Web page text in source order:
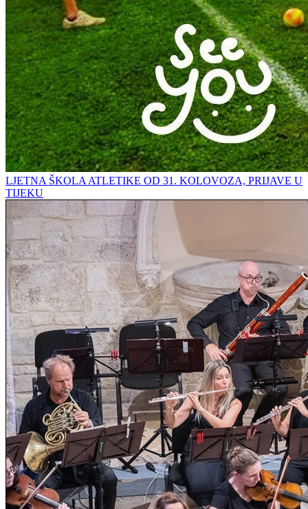
LJETNA ŠKOLA ATLETIKE OD 31. KOLOVOZA, PRIJAVE U
TIJEKU